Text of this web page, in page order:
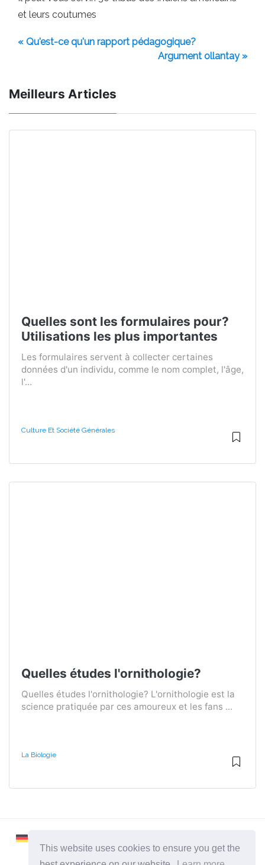
This website uses cookies to ensure you get the
et leurs coutumes
« Qu'est-ce qu'un rapport pédagogique?
Argument ollantay »
Meilleurs Articles
Quelles sont les formulaires pour?
Utilisations les plus importantes
Les formulaires servent à collecter certaines
données d'un individu, comme le nom complet, l'âge,
l'...
Culture Et Société Générales
Quelles études l'ornithologie?
Quelles études l'ornithologie? L'ornithologie est la
science pratiquée par ces amoureux et les fans ...
La Biologie